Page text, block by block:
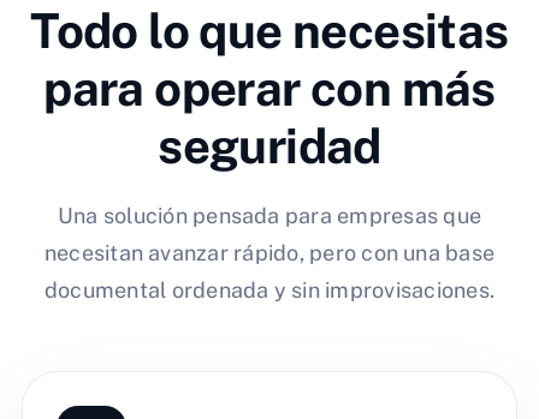
Todo lo que necesitas
para operar con más
seguridad
Una solución pensada para empresas que
necesitan avanzar rápido, pero con una base
documental ordenada y sin improvisaciones.